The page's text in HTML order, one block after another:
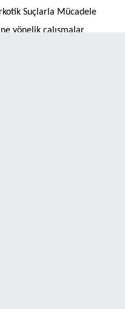
Suçlarla Mücadele
yönelik çalışmalar